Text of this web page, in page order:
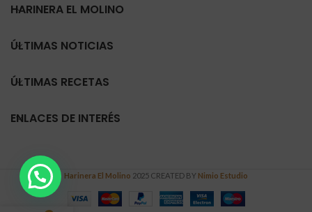
HARINERA EL MOLINO
ÚLTIMAS NOTICIAS
ÚLTIMAS RECETAS
ENLACES DE INTERÉS
Harinera El Molino 2025 CREATED BY Nimio Estudio